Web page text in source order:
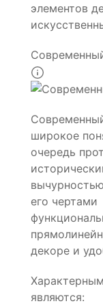
элементов
широкое
очередь
его чертами
декоре и
являются: